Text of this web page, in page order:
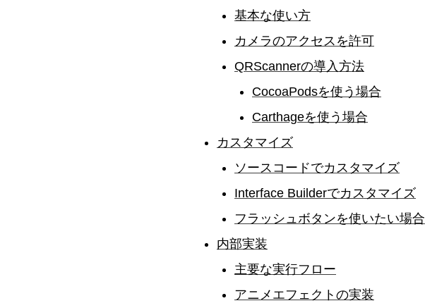
基本な使い方
カメラのアクセスを許可
QRScannerの導入方法
CocoaPodsを使う場合
Carthageを使う場合
カスタマイズ
ソースコードでカスタマイズ
Interface Builderでカスタマイズ
フラッシュボタンを使いたい場合
内部実装
主要な実行フロー
アニメエフェクトの実装